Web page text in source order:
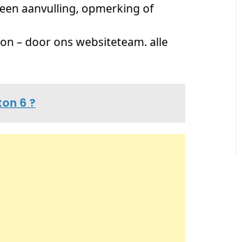
aanvulling, opmerking of
– door ons websiteteam. alle
6 ?